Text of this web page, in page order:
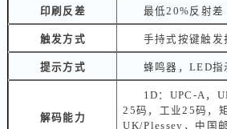
印刷反差 最低20%反射差
触发方式 手持式按键触发
提示方式 蜂鸣器，LED指
解码能力
1D：UPC-A，
25码，工业25码，
UK/Plessey，中国